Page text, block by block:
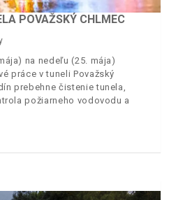
POVAŽSKÝ CHLMEC
na nedeľu (25. mája)
práce v tuneli Považský
prebehne čistenie tunela,
požiarneho vodovodu a